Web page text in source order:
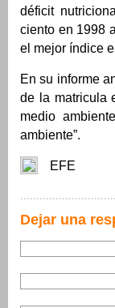
déficit
ciento en 1998
el mejor índice
En su informe
de la matricula
medio
ambiente”.
EFE
Dejar una